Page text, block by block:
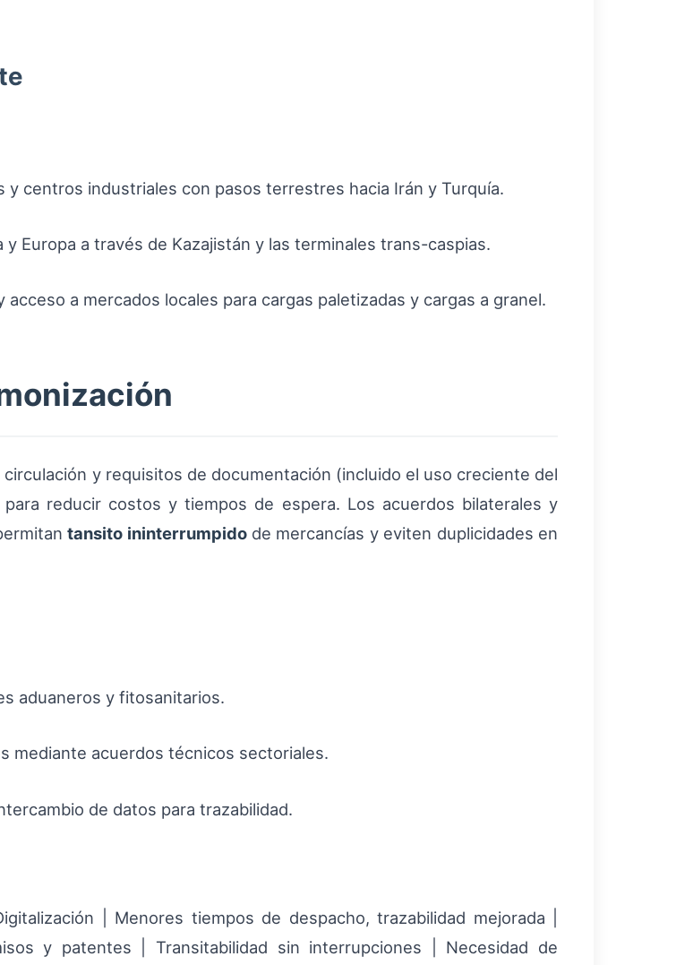
y centros industriales con pasos terrestres hacia Irán y Turquía.
Europa a través de Kazajistán y las terminales trans-caspias.
a mercados locales para cargas paletizadas y cargas a granel.
circulación y requisitos de documentación (incluido el uso creciente del
reducir costos y tiempos de espera. Los acuerdos bilaterales y
tansito ininterrumpidode mercancías y eviten duplicidades en
aduaneros y fitosanitarios.
mediante acuerdos técnicos sectoriales.
de datos para trazabilidad.
| Menores tiempos de despacho, trazabilidad mejorada |
y patentes | Transitabilidad sin interrupciones | Necesidad de